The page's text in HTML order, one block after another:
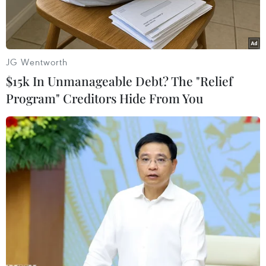
mạnh. Đáng chú ý, thanh khoản đã tăng mạnh
trở lại, với giá trị hơn 3.000 tỷ đồng trên cả hai
sàn niêm yết. Đóng cửa VN-Index tăng 7,99
điểm, VN30 tăng 10,13 điểm còn HNX-Index
Trên sàn HoSE, đầu giờ hoạt động giao dịch khá
dè dặt, cả bên mua và bên bán đền nhìn nhau
đặt lệnh nên VN-Index đóng cửa đợt 1 giảm
0,39 điểm (-0,09%) và xuống mức 433,47 điểm.
Thanh khoản chỉ đạt 3,48 triệu đơn vị, giá trị
tương ứng 46,55 tỷ đồng.
Bước sang đợt giao dịch khớp lệnh liên tục,
trước một lượng cung khá lớn VN-Index đã có
lúc lùi bước, nhưng sự kiên trì của nhà đầu tư
JG Wentworth
$15k In Unmanageable Debt? The "Relief
Program" Creditors Hide From You